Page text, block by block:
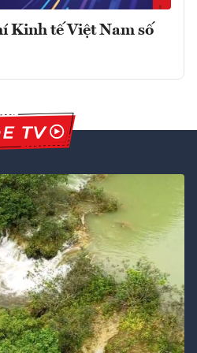
Kinh tế Việt Nam số